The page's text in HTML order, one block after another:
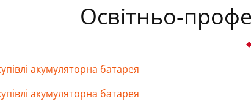
Освітньо-
акумуляторна батарея
акумуляторна батарея